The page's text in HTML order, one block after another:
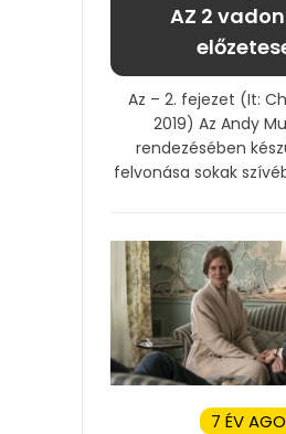
AZ 2
Az – 2. fejezet (It:
2019) Az Andy
rendezésében
felvonása sokak
7 ÉV AGO